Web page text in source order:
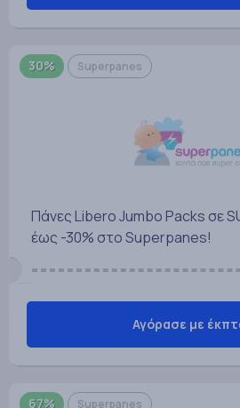
30% Superpanes
Πάνες Libero Jumbo Packs σε
έως -30% στο Superpanes!
Αγόρασε με
67% Superpanes